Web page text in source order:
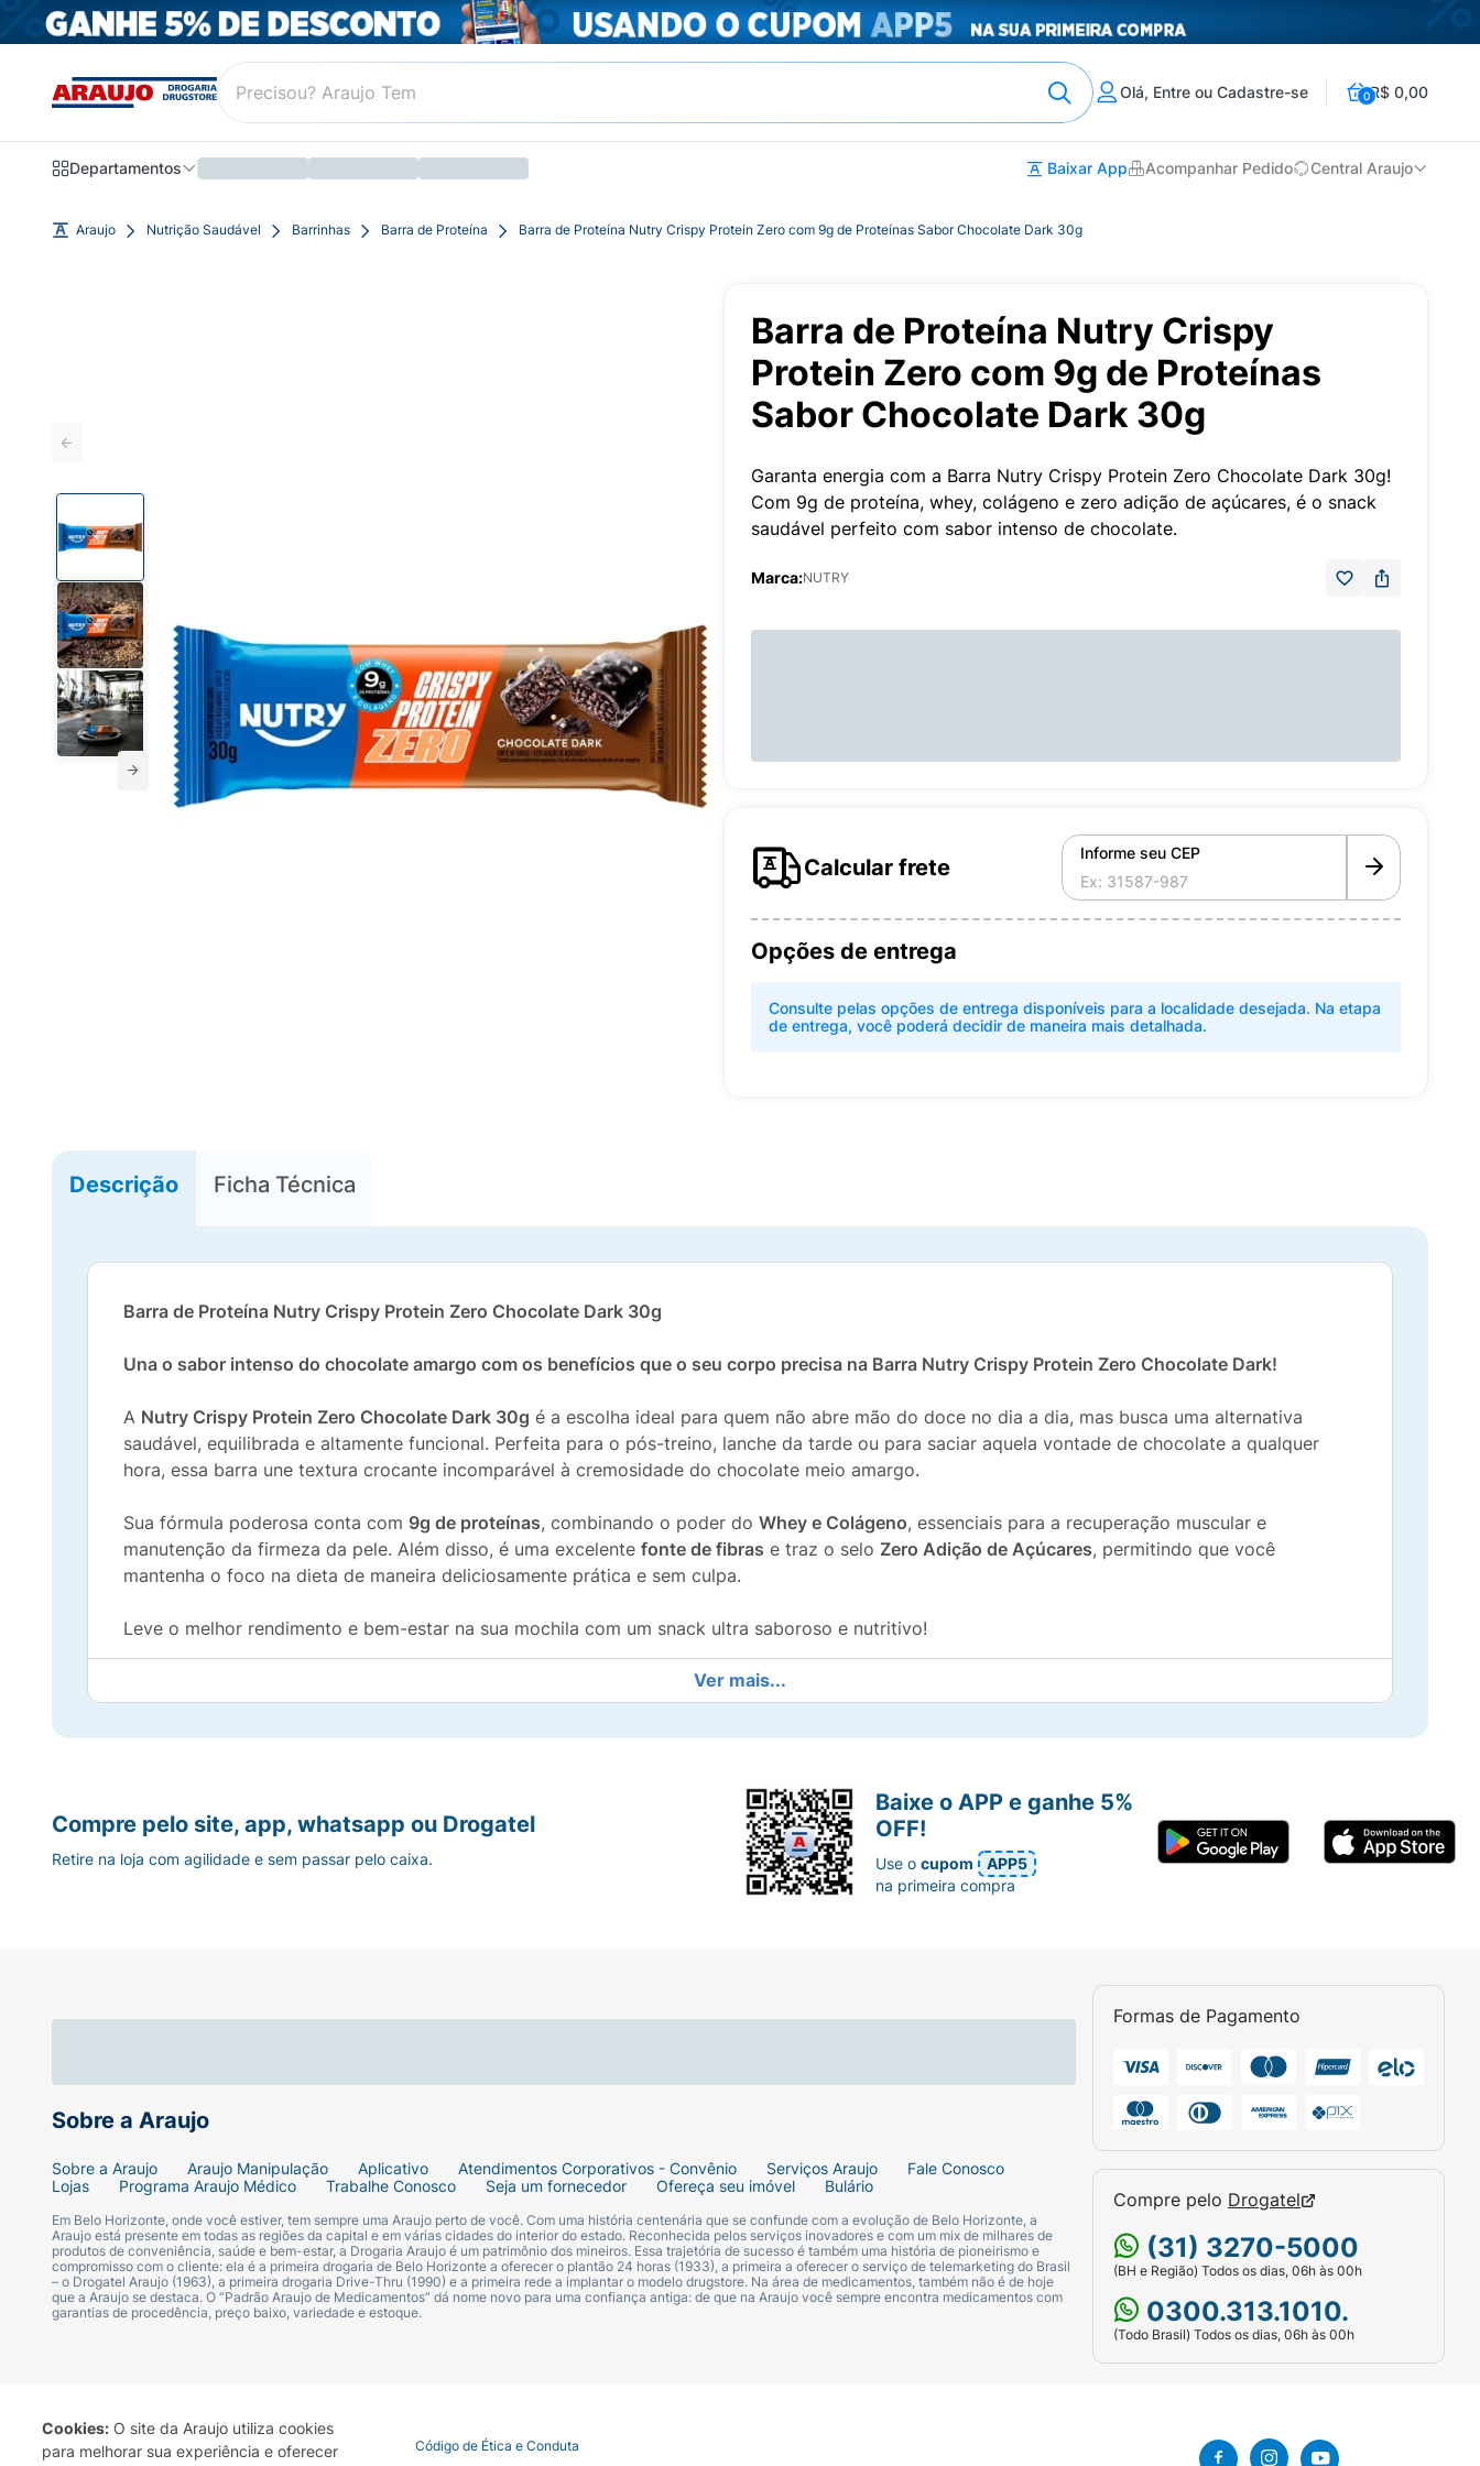
Cookies: O site da Araujo utiliza cookies
para melhorar sua experiência e oferecer
Olá, Entre ou Cadastre-se 0R$ 0,00
Departamentos Baixar App Acompanhar Pedido Central Araujo
Araujo Nutrição Saudável Barrinhas Barra de Proteína Barra de Proteína Nutry Crispy Protein Zero com 9g de Proteínas Sabor Chocolate Dark 30g
Barra de Proteína Nutry Crispy
Protein Zero com 9g de Proteínas
Sabor Chocolate Dark 30g
Garanta energia com a Barra Nutry Crispy Protein Zero Chocolate Dark 30g!
Com 9g de proteína, whey, colágeno e zero adição de açúcares, é o snack
saudável perfeito com sabor intenso de chocolate.
Marca:NUTRY
Calcular frete
Informe seu CEP
Opções de entrega
Consulte pelas opções de entrega disponíveis para a localidade desejada. Na etapa
de entrega, você poderá decidir de maneira mais detalhada.
Descrição Ficha Técnica
Barra de Proteína Nutry Crispy Protein Zero Chocolate Dark 30g
Una o sabor intenso do chocolate amargo com os benefícios que o seu corpo precisa na Barra Nutry Crispy Protein Zero Chocolate Dark!
A Nutry Crispy Protein Zero Chocolate Dark 30g é a escolha ideal para quem não abre mão do doce no dia a dia, mas busca uma alternativa
saudável, equilibrada e altamente funcional. Perfeita para o pós-treino, lanche da tarde ou para saciar aquela vontade de chocolate a qualquer
hora, essa barra une textura crocante incomparável à cremosidade do chocolate meio amargo.
Sua fórmula poderosa conta com 9g de proteínas, combinando o poder do Whey e Colágeno, essenciais para a recuperação muscular e
manutenção da firmeza da pele. Além disso, é uma excelente fonte de fibras e traz o selo Zero Adição de Açúcares, permitindo que você
mantenha o foco na dieta de maneira deliciosamente prática e sem culpa.
Leve o melhor rendimento e bem-estar na sua mochila com um snack ultra saboroso e nutritivo!
Uma cobertura e recheio de chocolate meio amargo com textura crispy irresistível.
Zero Adição de Açúcares:Doçura balanceada, ideal para dietas de restrição ou controle calórico.
Fonte de fibras em uma embalagem compacta de 30g, perfeita para levar a qualquer lugar.
Ver mais...
Sobre a Araujo
Sobre a Araujo Araujo Manipulação Aplicativo Atendimentos Corporativos - Convênio Serviços Araujo
Fale Conosco
Lojas
Programa Araujo Médico Trabalhe Conosco Seja um fornecedor Ofereça seu imóvel Bulário
Em Belo Horizonte, onde você estiver, tem sempre uma Araujo perto de você. Com uma história centenária que se confunde com a evolução de Belo Horizonte, a
Araujo está presente em todas as regiões da capital e em várias cidades do interior do estado. Reconhecida pelos serviços inovadores e com um mix de milhares de
produtos de conveniência, saúde e bem-estar, a Drogaria Araujo é um patrimônio dos mineiros. Essa trajetória de sucesso é também uma história de pioneirismo e
compromisso com o cliente: ela é a primeira drogaria de Belo Horizonte a oferecer o plantão 24 horas (1933), a primeira a oferecer o serviço de telemarketing do Brasil
– o Drogatel Araujo (1963), a primeira drogaria Drive-Thru (1990) e a primeira rede a implantar o modelo drugstore. Na área de medicamentos, também não é de hoje
que a Araujo se destaca. O “Padrão Araujo de Medicamentos” dá nome novo para uma confiança antiga: de que na Araujo você sempre encontra medicamentos com
garantias de procedência, preço baixo, variedade e estoque.
Formas de Pagamento
Compre pelo Drogatel
(31) 3270-5000
(BH e Região) Todos os dias, 06h às 00h
0300.313.1010.
(Todo Brasil) Todos os dias, 06h às 00h
Compre pelo site, app, whatsapp ou Drogatel
Retire na loja com agilidade e sem passar pelo caixa.
Baixe o APP e ganhe 5%
OFF!
Use ocupom
APP5
na primeira compra
Termo de Uso Portal da Privacidade Covid-19 Código de Ética e Conduta